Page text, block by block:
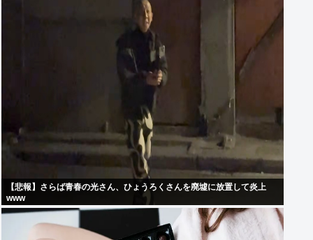
【悲報】さらば青春の光さん、ひょうろくさんを廃墟に放置して炎上
www